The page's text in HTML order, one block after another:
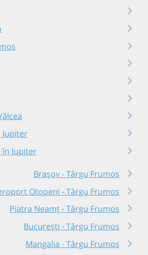
Jupiter
Brașov - Târgu Frumos
Otopeni - Târgu Frumos
Piatra Neamț - Târgu Frumos
București - Târgu Frumos
Mangalia - Târgu Frumos